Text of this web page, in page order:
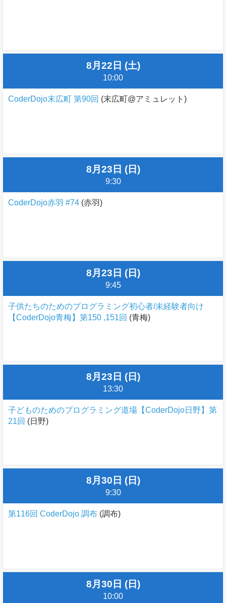
8月22日 (土)
10:00
CoderDojo末広町 第90回 (末広町@アミュレット)
8月23日 (日)
9:30
CoderDojo赤羽 #74 (赤羽)
8月23日 (日)
9:45
子供たちのためのプログラミング初心者/未経験者向け
【CoderDojo青梅】第150 ,151回 (青梅)
8月23日 (日)
13:30
子どものためのプログラミング道場【CoderDojo日野】第
21回 (日野)
8月30日 (日)
9:30
第116回 CoderDojo 調布 (調布)
8月30日 (日)
10:00